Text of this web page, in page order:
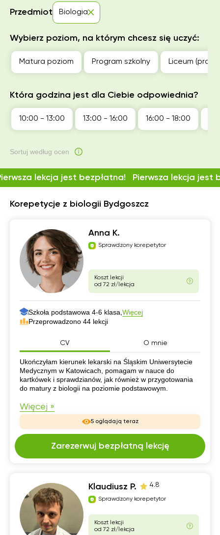
Korepetycje z biologii Bydgoszcz
Anna K.
Sprawdzony korepetytor
Koszt lekcji
od 72 zł/lekcja
Szkoła podstawowa 4-6 klasa, Więcej
Przeprowadzono 44 lekcji
CV O mnie
CV
Ukończyłam kierunek lekarski na Śląskim Uniwersytecie
Medycznym w Katowicach, pomagam w nauce do
kartkówek i sprawdzianów, jak również w przygotowania
do matury z biologii na poziomie podstawowym.
Więcej »
5 oglądają teraz
Zarezerwuj bezpłatną lekcję
Klaudiusz P. 4.8
Sprawdzony korepetytor
Koszt lekcji
od 72 zł/lekcja
lekcja jest bezpłatna! Pierwsza lekcja jest
Przedmiot Biologia
Wybierz poziom, na którym chcesz się uczyć:
Matura poziom Program szkolny Liceum (profil
Która godzina jest dla Ciebie odpowiednia?
10:00 - 13:00 13:00 - 16:00 16:00 - 18:00
Sortuj według ocen